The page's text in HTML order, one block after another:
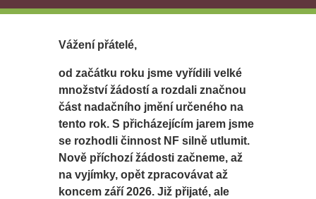
Vážení přátelé,
od začátku roku jsme vyřídili velké
množství žádostí a rozdali značnou
část nadačního jmění určeného na
tento rok. S přicházejícím jarem jsme
se rozhodli činnost NF silně utlumit.
Nově příchozí žádosti začneme, až
na vyjímky, opět zpracovávat až
koncem září 2026. Již přijaté, ale